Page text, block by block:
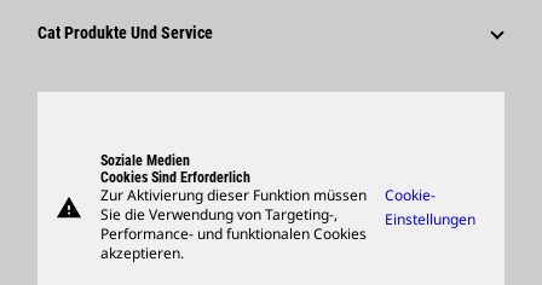
Innovation
Lieferanten
Cat Produkte Und Service
Support
Merchandise
Händler Suchen
warning
Soziale Medien
Cookies Sind Erforderlich
Zur Aktivierung dieser Funktion müssen
Sie die Verwendung von Targeting-,
Performance- und funktionalen Cookies
akzeptieren.
Cookie-
Einstellungen